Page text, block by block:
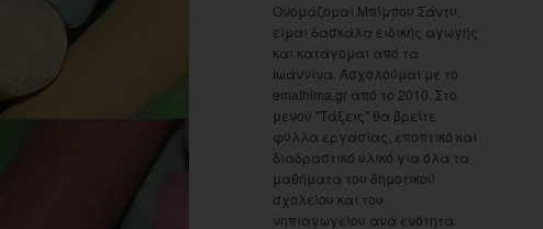
Ονομάζομαι Μπίμπου Σάντυ,
είμαι δασκάλα ειδικής αγωγής
και κατάγομαι από τα
Ιωάννινα. Ασχολούμαι με το
emathima.gr από το 2010. Στο
μενού "Τάξεις" θα βρείτε
φύλλα εργασίας, εποπτικό και
διαδραστικό υλικό για όλα τα
μαθήματα του δημοτικού
σχολείου και του
νηπιαγωγείου ανά ενότητα.